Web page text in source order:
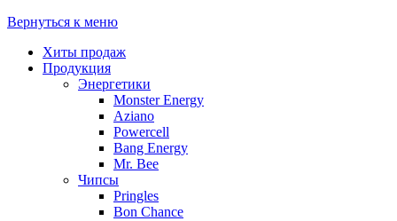
Вернуться к меню
Хиты продаж
Продукция
Энергетики
Monster Energy
Aziano
Powercell
Bang Energy
Mr. Bee
Чипсы
Pringles
Bon Chance